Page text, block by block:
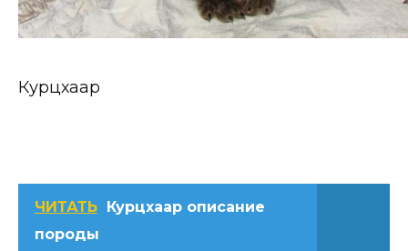
Курцхаар
ЧИТАТЬ
Курцхаар описание
породы